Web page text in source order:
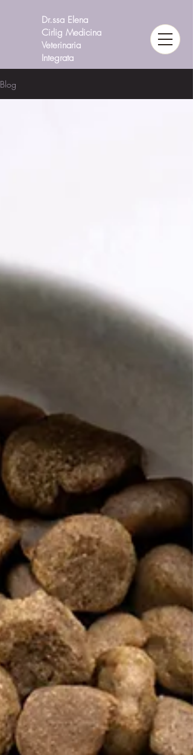
Dr.ssa Elena
Cirlig Medicina
Veterinaria
Integrata
Blog